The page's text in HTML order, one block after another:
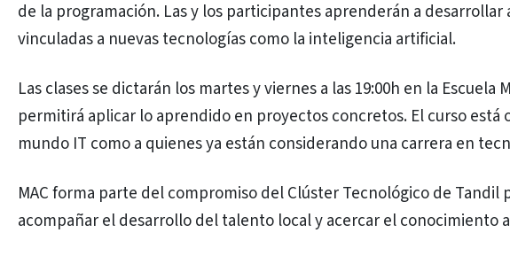
de la programación. Las y los participantes aprenderán a
vinculadas a nuevas tecnologías como la inteligencia artificial.
Las clases se dictarán los martes y viernes a las 19:00h en la
permitirá aplicar lo aprendido en proyectos concretos. El curso
mundo IT como a quienes ya están considerando una carrera en
MAC forma parte del compromiso del Clúster Tecnológico de
acompañar el desarrollo del talento local y acercar el conocimiento